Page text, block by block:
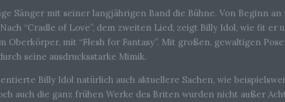
Sänger mit seiner langjährigen Band die Bühne. Von Beginn
“Cradle of Love”, dem zweiten Lied, zeigt Billy Idol, wie fit er
Oberkörper, mit “Flesh for Fantasy”. Mit großen, gewaltigen
seine ausdrucksstarke Mimik.
Billy Idol natürlich auch aktuellere Sachen, wie
auch die ganz frühen Werke des Briten wurden nicht außer